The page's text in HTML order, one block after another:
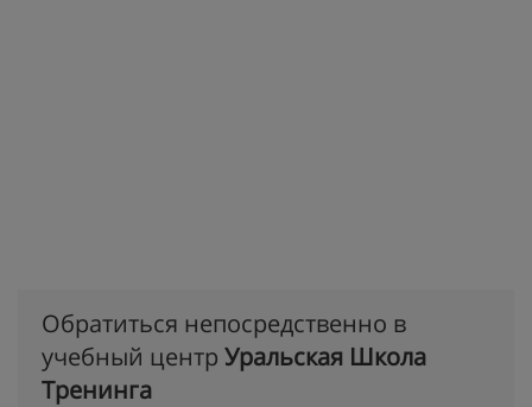
Обратиться непосредственно в
учебный центр Уральская Школа
Тренинга